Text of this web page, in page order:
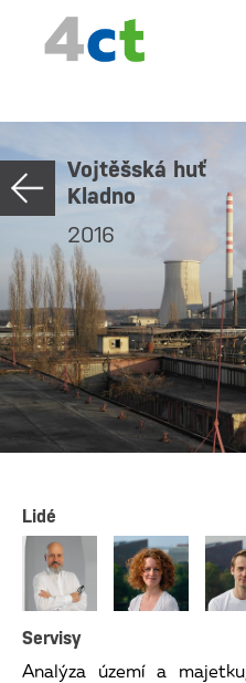
Vojtěšská huť
Kladno
2016
Lidé
Servisy
Analýza území a majetku